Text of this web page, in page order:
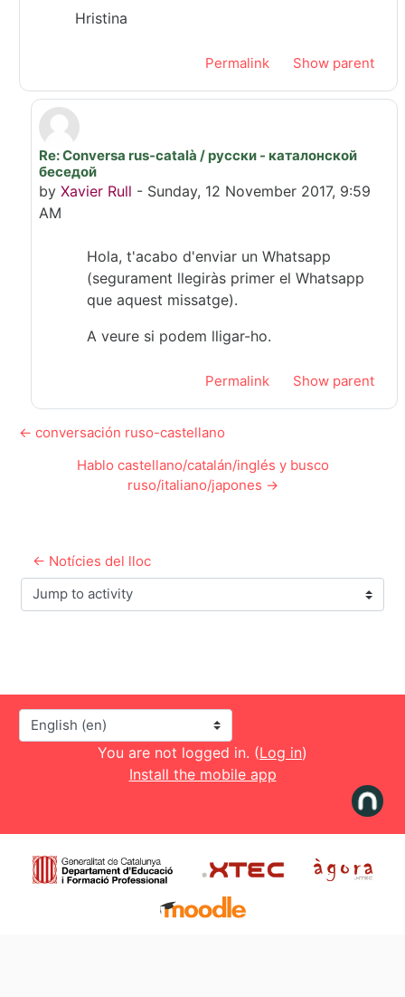
Hristina
Permalink Show parent
In reply to Hristina Stamatova
Re: Conversa rus-català / русски - каталонской
беседой
by Xavier Rull - Sunday, 12 November 2017, 9:59
AM
Hola, t'acabo d'enviar un Whatsapp
(segurament llegiràs primer el Whatsapp
que aquest missatge).
A veure si podem lligar-ho.
Permalink Show parent
← conversación ruso-castellano
Hablo castellano/catalán/inglés y busco
ruso/italiano/japones →
← Notícies del lloc
Jump to activity
Language
You are not logged in. (Log in)
Install the mobile app